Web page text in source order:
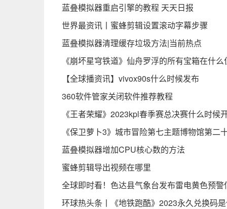
蓝叠模拟器重启引擎的教程 天天日报
世界最资讯丨蜜蜂剪辑设置滚动字幕步骤
蓝叠模拟器清理缓存垃圾方法|当前热点
《崩坏星穹铁道》仙舟罗浮的所有宝箱在什么
【全球播资讯】vivox90s什么时候发布
360软件管家关闭软件推荐教程
《王者荣耀》2023kpl春季赛总决赛什么时候
《保卫萝卜3》城市冒险第七主题博物馆第二
蓝叠模拟器增加CPU核心数的方法
蜜蜂剪辑导出视频在哪里
全球即时看！色达县气象台发布雷电黄色预
环球热头条丨《地铁跑酷》2023永久兑换码